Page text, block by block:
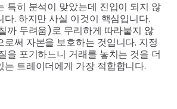
특히 분석이 맞았는데 진입이 되지 않
다. 하지만 사실 이것이 핵심입니다.
까 두려움)로 무리하게 따라붙지 않
로써 자본을 보호하는 것입니다. 지정
을 포기하느니 거래를 놓치는 것을 더
는 트레이더에게 가장 적합합니다.